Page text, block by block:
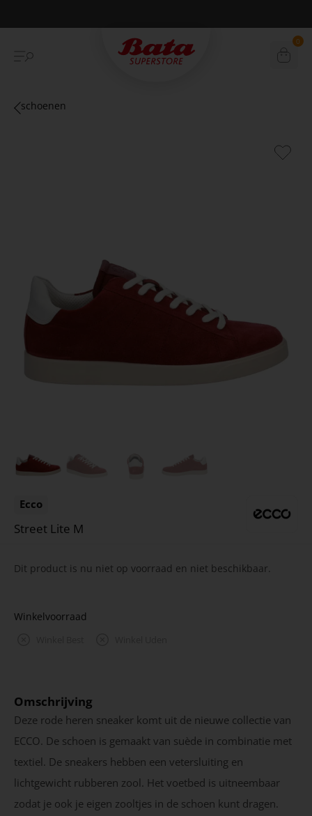
Betaal achteraf met Klarna 0
schoenen
Ecco
Street Lite M
Dit product is nu niet op voorraad en niet beschikbaar.
Winkelvoorraad
Omschrijving
Deze rode heren sneaker komt uit de nieuwe collectie van
ECCO. De schoen is gemaakt van suède in combinatie met
textiel. De sneakers hebben een vetersluiting en
lichtgewicht rubberen zool. Het voetbed is uitneembaar
zodat je ook je eigen zooltjes in de schoen kunt dragen.